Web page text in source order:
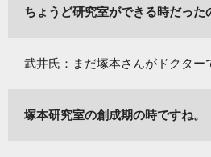
ちょうど研究室ができる時だった
武井氏：まだ塚本さんがドクタ
塚本研究室の創成期の時ですね。